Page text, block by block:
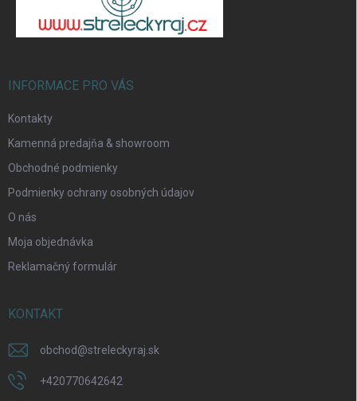
INFORMACE PRO VÁS
Kontakty
Kamenná predajňa & showroom
Obchodné podmienky
Podmienky ochrany osobných údajov
O nás
Moja objednávka
Reklamačný formulár
KONTAKT
obchod@streleckyraj.sk
+420770642642